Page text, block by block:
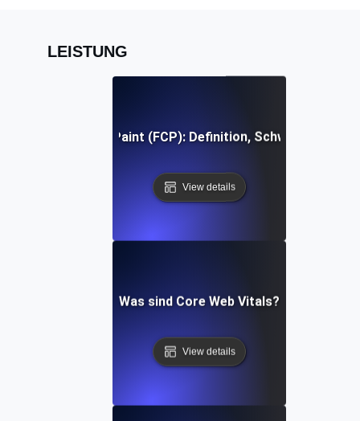
LEISTUNG
First Contentful Paint (FCP): Definition, Schwellenwerte,
View details
Was sind Core Web Vitals?
View details